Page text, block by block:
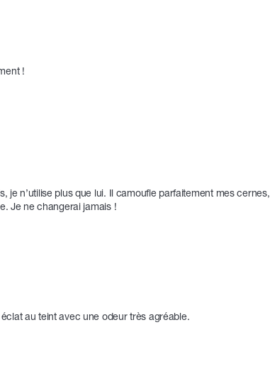
!
je n’utilise plus que lui. Il camoufle parfaitement mes cernes,
Je ne changerai jamais !
au teint avec une odeur très agréable.